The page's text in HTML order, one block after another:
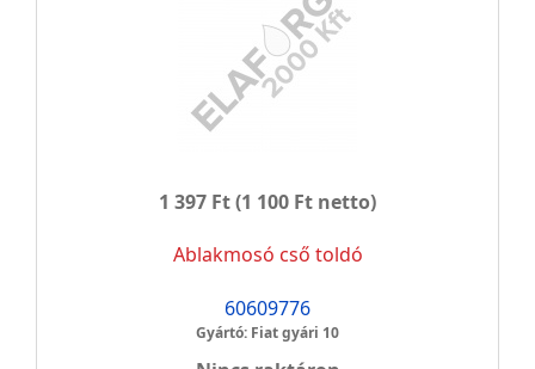
1 397 Ft(1 100 Ft netto)
Ablakmosó cső toldó
60609776
Gyártó: Fiat gyári 10